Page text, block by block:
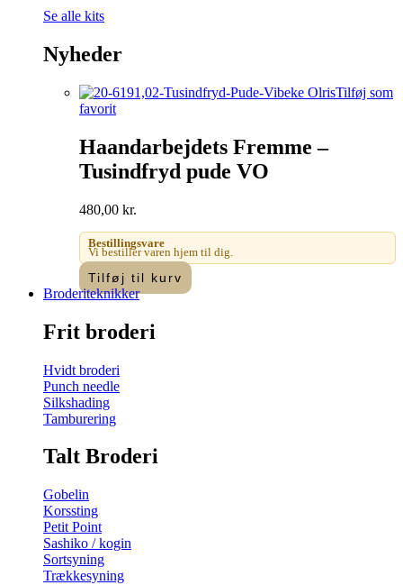
Se alle kits
Nyheder
Tilføj som
favorit
Haandarbejdets Fremme –
Tusindfryd pude VO
480,00 kr.
Bestillingsvare
Vi bestiller varen hjem til dig.
Tilføj til kurv
Broderiteknikker
Frit broderi
Hvidt broderi
Punch needle
Silkshading
Tamburering
Talt Broderi
Gobelin
Korssting
Petit Point
Sashiko / kogin
Sortsyning
Trækkesyning